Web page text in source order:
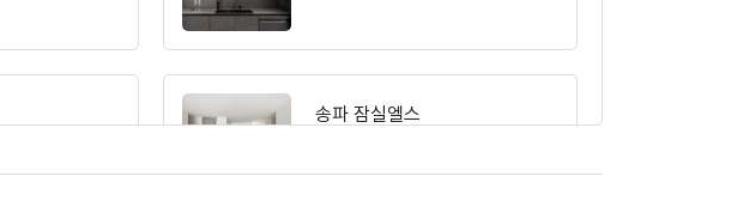
송파 잠실엘스